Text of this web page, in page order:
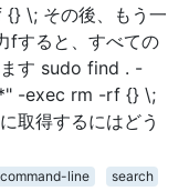
\; その後、もう一
fすると、すべての
す sudo find . -
-exec rm -rf {} \;
取得するにはどう
command-line search